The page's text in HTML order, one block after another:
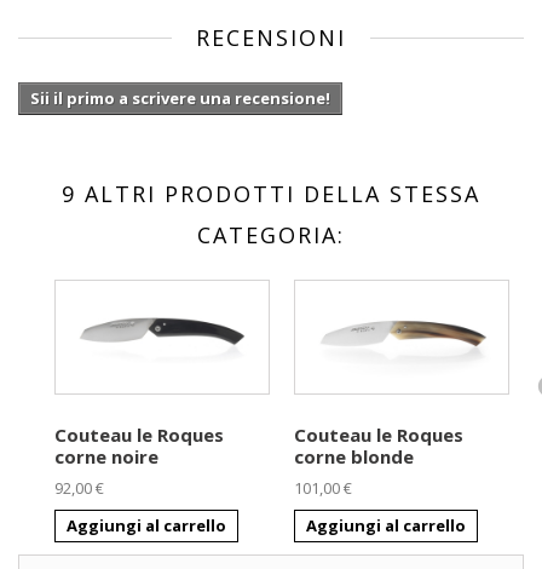
RECENSIONI
Sii il primo a scrivere una recensione!
9 ALTRI PRODOTTI DELLA STESSA
CATEGORIA:
Couteau le Roques
corne noire
92,00 €
Aggiungi al carrello
Couteau le Roques
corne blonde
101,00 €
Aggiungi al carrello